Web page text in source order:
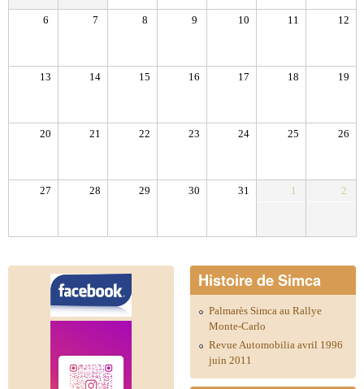
6 7 8 9 10 11 12
13 14 15 16 17 18 19
20 21 22 23 24 25 26
27 28 29 30 31 1 2
Histoire de Simca
Palmarès Simca au Rallye
Monte-Carlo
Revue Automobilia avril 1996
juin 2011